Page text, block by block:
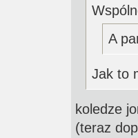
A
Jak to
koledze
(teraz